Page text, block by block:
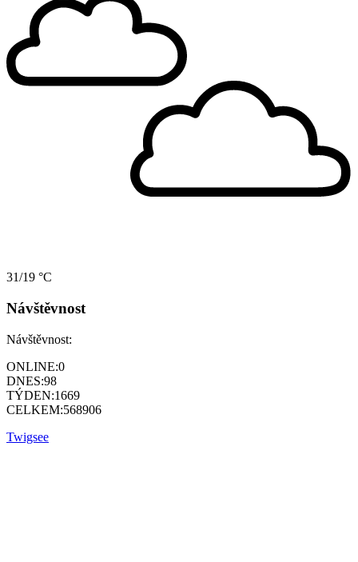
31/19 °C
Návštěvnost
Návštěvnost:
ONLINE:0
DNES:98
TÝDEN:1669
CELKEM:568906
Twigsee